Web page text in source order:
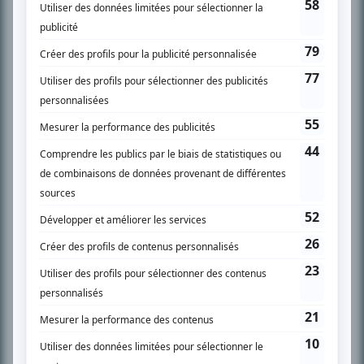
SUR LE RÉSEAU BIZZ MÉDIA
PLAN DU SITE
Accueil
Liste des oeuvres
Liste des comédiens
Recherche avancée
À propos
Nous contacter
Termes et conditions